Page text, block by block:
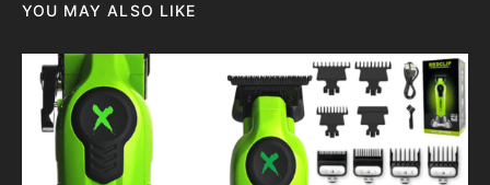
YOU MAY ALSO LIKE